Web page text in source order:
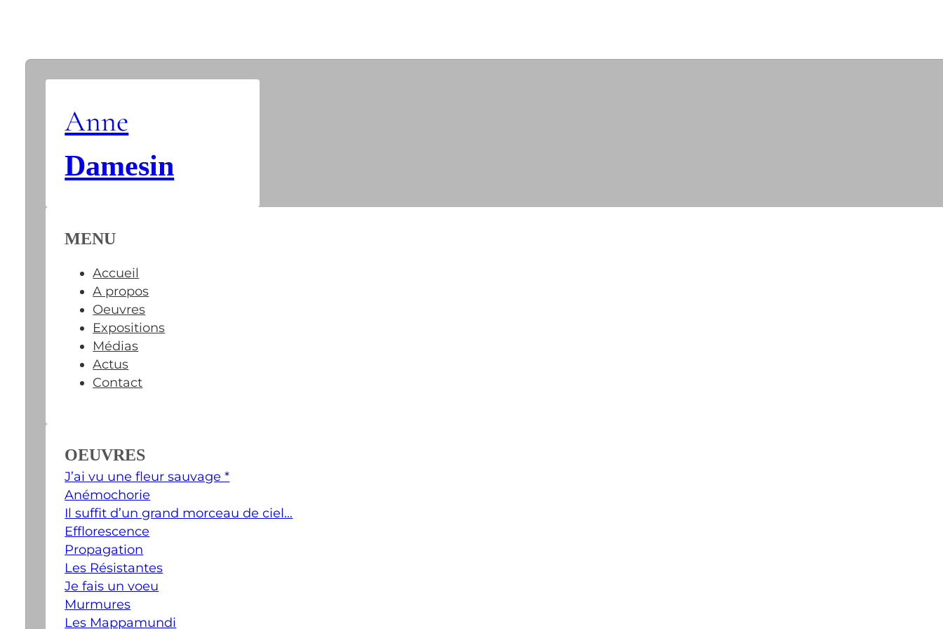
Anne
Damesin
MENU
Accueil
A propos
Oeuvres
Expositions
Médias
Actus
Contact
OEUVRES
J’ai vu une fleur sauvage *
Anémochorie
Il suffit d’un grand morceau de ciel…
Efflorescence
Propagation
Les Résistantes
Je fais un voeu
Murmures
Les Mappamundi